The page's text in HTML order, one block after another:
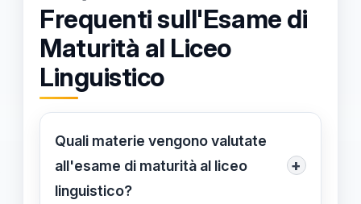
Frequenti sull'Esame di
Maturità al Liceo
Linguistico
Quali materie vengono valutate
all'esame di maturità al liceo
linguistico?
+